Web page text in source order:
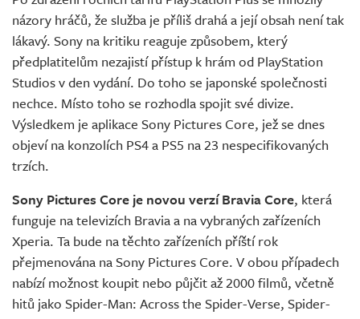
Živě
názory hráčů, že služba je příliš drahá a její obsah není tak
lákavý. Sony na kritiku reaguje způsobem, který
předplatitelům nezajistí přístup k hrám od PlayStation
Studios v den vydání. Do toho se japonské společnosti
nechce. Místo toho se rozhodla spojit své divize.
Výsledkem je aplikace Sony Pictures Core, jež se dnes
objeví na konzolích PS4 a PS5 na 23 nespecifikovaných
trzích.
Sony Pictures Core je novou verzí Bravia Core, která
funguje na televizích Bravia a na vybraných zařízeních
Xperia. Ta bude na těchto zařízeních příští rok
přejmenována na Sony Pictures Core. V obou případech
nabízí možnost koupit nebo půjčit až 2000 filmů, včetně
hitů jako Spider-Man: Across the Spider-Verse, Spider-